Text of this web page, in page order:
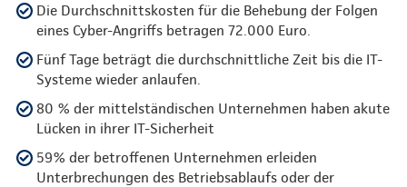
Die Durchschnittskosten für die Behebung der Folgen
eines Cyber-Angriffs betragen 72.000 Euro.
Fünf Tage beträgt die durchschnittliche Zeit bis die IT-
Systeme wieder anlaufen.
80 % der mittelständischen Unternehmen haben akute
Lücken in ihrer IT-Sicherheit
59% der betroffenen Unternehmen erleiden
Unterbrechungen des Betriebsablaufs oder der